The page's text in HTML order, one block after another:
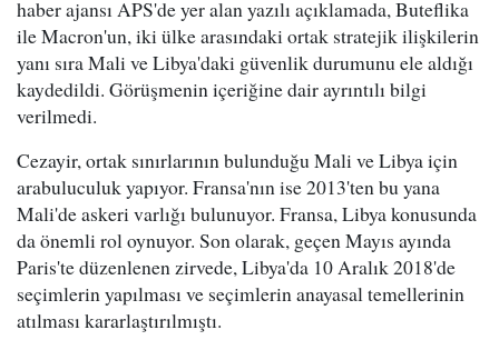
haber ajansı APS'de yer alan yazılı açıklamada, Buteflika
ile Macron'un, iki ülke arasındaki ortak stratejik ilişkilerin
yanı sıra Mali ve Libya'daki güvenlik durumunu ele aldığı
kaydedildi. Görüşmenin içeriğine dair ayrıntılı bilgi
verilmedi.
Cezayir, ortak sınırlarının bulunduğu Mali ve Libya için
arabuluculuk yapıyor. Fransa'nın ise 2013'ten bu yana
Mali'de askeri varlığı bulunuyor. Fransa, Libya konusunda
da önemli rol oynuyor. Son olarak, geçen Mayıs ayında
Paris'te düzenlenen zirvede, Libya'da 10 Aralık 2018'de
seçimlerin yapılması ve seçimlerin anayasal temellerinin
atılması kararlaştırılmıştı.